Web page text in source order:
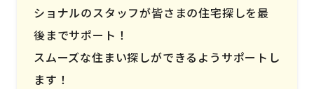
ショナルのスタッフが皆さまの住宅探しを最
後までサポート！
スムーズな住まい探しができるようサポートし
ます！